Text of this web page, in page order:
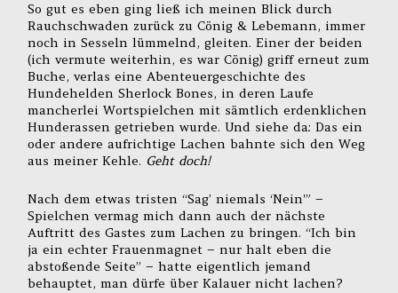
So gut es eben ging ließ ich meinen Blick durch
Rauchschwaden zurück zu Cönig & Lebemann, immer
noch in Sesseln lümmelnd, gleiten. Einer der beiden
(ich vermute weiterhin, es war Cönig) griff erneut zum
Buche, verlas eine Abenteuergeschichte des
Hundehelden Sherlock Bones, in deren Laufe
mancherlei Wortspielchen mit sämtlich erdenklichen
Hunderassen getrieben wurde. Und siehe da: Das ein
oder andere aufrichtige Lachen bahnte sich den Weg
aus meiner Kehle. Geht doch!
Nach dem etwas tristen “Sag’ niemals ‘Nein'” –
Spielchen vermag mich dann auch der nächste
Auftritt des Gastes zum Lachen zu bringen. “Ich bin
ja ein echter Frauenmagnet – nur halt eben die
abstoßende Seite” – hatte eigentlich jemand
behauptet, man dürfe über Kalauer nicht lachen?